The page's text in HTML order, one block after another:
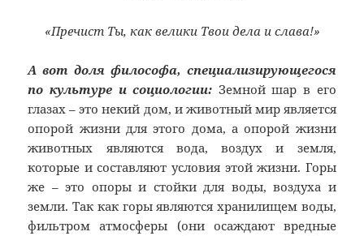
«Пречист Ты, как велики Твои дела и слава!»
А вот доля философа, специализирующегося
по культуре и социологии: Земной шар в его
глазах – это некий дом, и животный мир является
опорой жизни для этого дома, а опорой жизни
животных являются вода, воздух и земля,
которые и составляют условия этой жизни. Горы
же – это опоры и стойки для воды, воздуха и
земли. Так как горы являются хранилищем воды,
фильтром атмосферы (они осаждают вредные